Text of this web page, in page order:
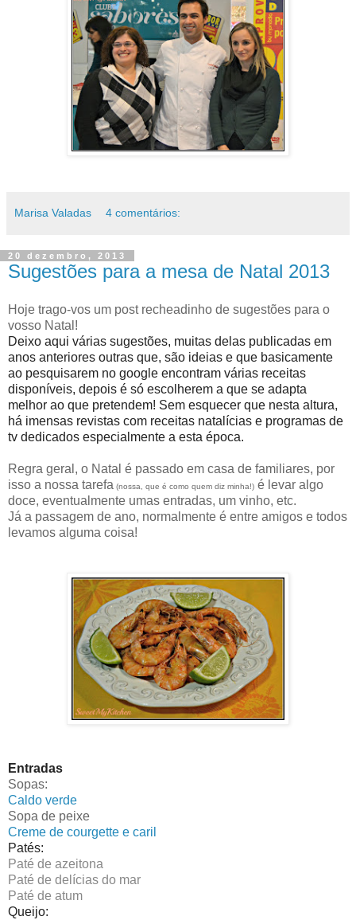
Marisa Valadas 4 comentários:
20 dezembro, 2013
Sugestões para a mesa de Natal 2013
Hoje trago-vos um post recheadinho de sugestões para o
vosso Natal!
Deixo aqui várias sugestões, muitas delas publicadas em
anos anteriores outras que, são ideias e que basicamente
ao pesquisarem no google encontram várias receitas
disponíveis, depois é só escolherem a que se adapta
melhor ao que pretendem! Sem esquecer que nesta altura,
há imensas revistas com receitas natalícias e programas de
tv dedicados especialmente a esta época.
Regra geral, o Natal é passado em casa de familiares, por
isso a nossa tarefa (nossa, que é como quem diz minha!) é levar algo
doce, eventualmente umas entradas, um vinho, etc.
Já a passagem de ano, normalmente é entre amigos e todos
levamos alguma coisa!
Entradas
Sopas:
Caldo verde
Sopa de peixe
Creme de courgette e caril
Patés:
Paté de azeitona
Paté de delícias do mar
Paté de atum
Queijo: